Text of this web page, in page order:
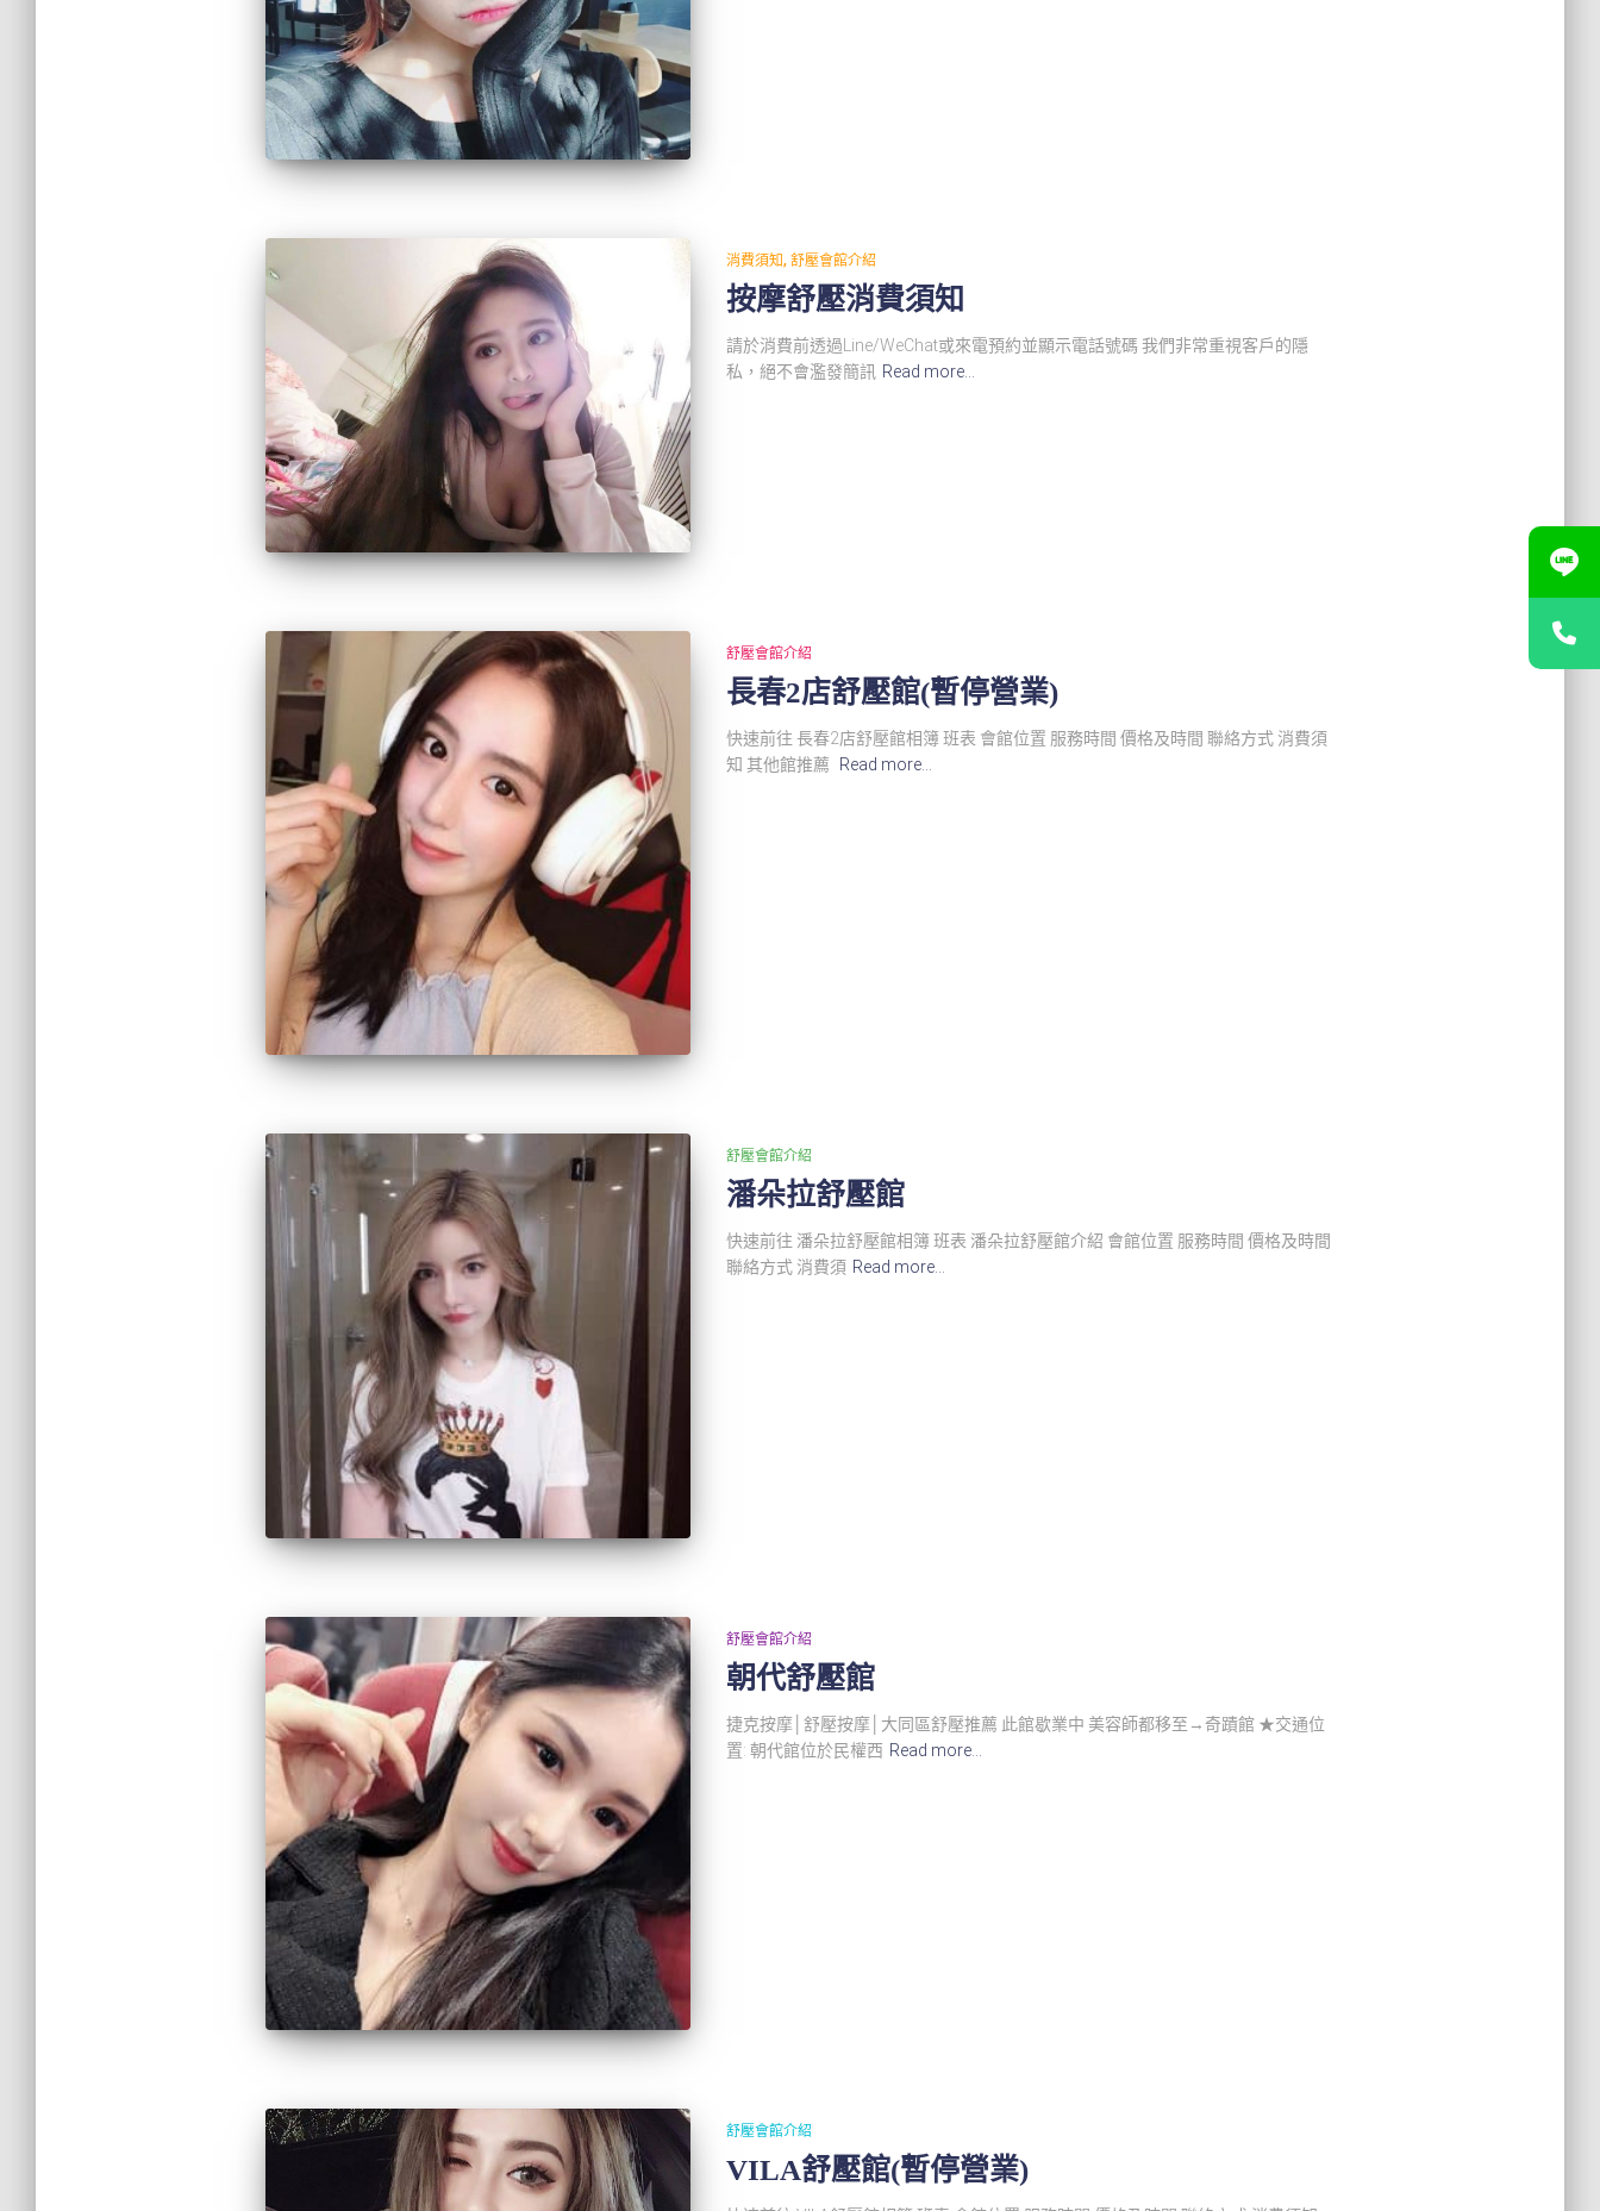
消費須知 舒壓會館介紹
按摩舒壓消費須知
請於消費前透過Line/WeChat或來電預約並顯示電話號碼 我們非常重視客戶的隱
私，絕不會濫發簡訊
Read more…
舒壓會館介紹
長春2店舒壓館(暫停營業)
快速前往 長春2店舒壓館相簿 班表 會館位置 服務時間 價格及時間 聯絡方式 消費須
知 其他館推薦
Read more…
舒壓會館介紹
潘朵拉舒壓館
快速前往 潘朵拉舒壓館相簿 班表 潘朵拉舒壓館介紹 會館位置 服務時間 價格及時間
聯絡方式 消費須 Read more…
舒壓會館介紹
朝代舒壓館
捷克按摩│舒壓按摩│大同區舒壓推薦 此館歇業中 美容師都移至→奇蹟館 ★交通位
置: 朝代館位於民權西 Read more…
舒壓會館介紹
VILA舒壓館(暫停營業)